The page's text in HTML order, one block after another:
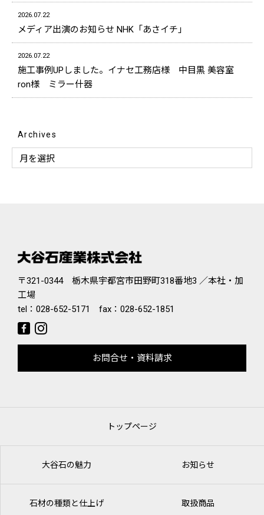
2026.07.22
メディア出演のお知らせ NHK「あさイチ」
2026.07.22
施工事例UPしました。イナセ工務店様 中目黒 美容室
ron様 ミラー什器
Archives
〒321-0344 栃木県宇都宮市田野町318番地3 ／本社・加
工場
tel： 028-652-5171 fax：028-652-1851
お問合せ・資料請求
トップページ
大谷石の魅力 お知らせ
石材の種類と仕上げ 取扱商品